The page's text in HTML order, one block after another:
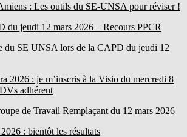
: Les outils du SE-UNSA pour réviser !
du jeudi 12 mars 2026 – Recours PPCR
du SE UNSA lors de la CAPD du jeudi 12
2026 : je m’inscris à la Visio du mercredi 8
adhérent
de Travail Remplaçant du 12 mars 2026
: bientôt les résultats